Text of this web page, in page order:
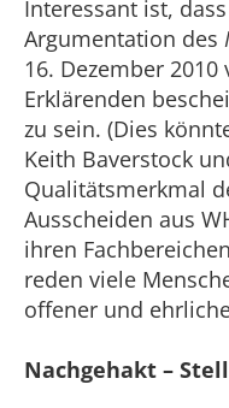
Interessant ist,
Argumentation des
16. Dezember
Erklärenden
zu sein. (Dies
Keith Baverstock
Qualitätsmerkmal
Ausscheiden aus
ihren
reden viele
offener und
Nachgehakt –